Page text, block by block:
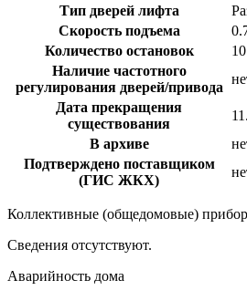
Тип дверей лифта
Скорость подъема
Количество остановок
10
Наличие частотного
регулирования дверей/привода
Дата прекращения
существования
В архиве
Подтверждено поставщиком
(ГИС ЖКХ)
Коллективные (общедомовые)
Сведения отсутствуют.
Аварийность дома